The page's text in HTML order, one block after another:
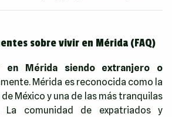
sobre vivir en Mérida (FAQ)
en Mérida siendo extranjero o
Mérida es reconocida como la
México y una de las más tranquilas
La comunidad de expatriados y